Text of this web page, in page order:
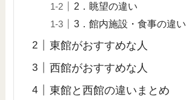
2．眺望の違い
3．館内施設・食事の違い
東館がおすすめな人
西館がおすすめな人
東館と西館の違いまとめ